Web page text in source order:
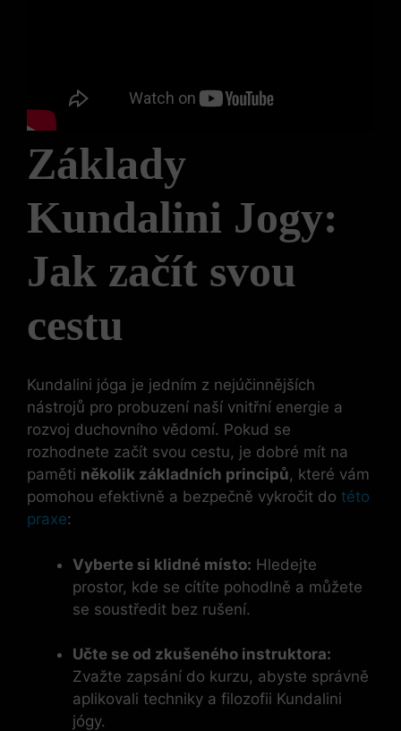
Základy
Kundalini Jogy:
Jak začít svou
cestu
Kundalini jóga je jedním z nejúčinnějších
nástrojů pro probuzení naší vnitřní energie a
rozvoj duchovního vědomí. Pokud se
rozhodnete začít svou cestu, je dobré mít na
paměti několik základních principů, které vám
pomohou efektivně a bezpečně vykročit do této
praxe:
Vyberte si klidné místo: Hledejte
prostor, kde se cítíte pohodlně a můžete
se soustředit bez rušení.
Učte se od zkušeného instruktora:
Zvažte zapsání do kurzu, abyste správně
aplikovali techniky a filozofii Kundalini
jógy.